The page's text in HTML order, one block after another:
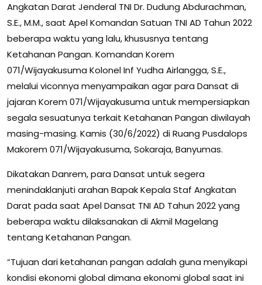
Angkatan Darat Jenderal TNI Dr. Dudung Abdurachman,
S.E., M.M., saat Apel Komandan Satuan TNI AD Tahun 2022
beberapa waktu yang lalu, khususnya tentang
Ketahanan Pangan. Komandan Korem
071/Wijayakusuma Kolonel Inf Yudha Airlangga, S.E.,
melalui viconnya menyampaikan agar para Dansat di
jajaran Korem 071/Wijayakusuma untuk mempersiapkan
segala sesuatunya terkait Ketahanan Pangan diwilayah
masing-masing. Kamis (30/6/2022) di Ruang Pusdalops
Makorem 071/Wijayakusuma, Sokaraja, Banyumas.
Dikatakan Danrem, para Dansat untuk segera
menindaklanjuti arahan Bapak Kepala Staf Angkatan
Darat pada saat Apel Dansat TNI AD Tahun 2022 yang
beberapa waktu dilaksanakan di Akmil Magelang
tentang Ketahanan Pangan.
“Tujuan dari ketahanan pangan adalah guna menyikapi
kondisi ekonomi global dimana ekonomi global saat ini